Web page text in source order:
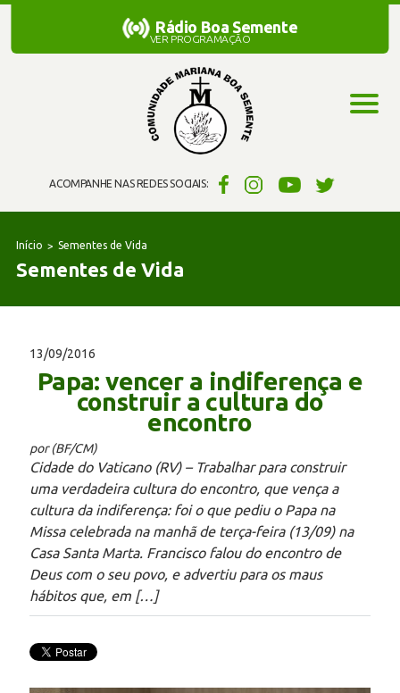
ACOMPANHE NAS REDES SOCIAIS:
Rádio Boa Semente
Rádio Boa Semente
VER PROGRAMAÇÃO
Início Sementes de Vida
Sementes de Vida
13/09/2016
Papa: vencer a indiferença e
construir a cultura do
encontro
por (BF/CM)
Cidade do Vaticano (RV) – Trabalhar para construir
uma verdadeira cultura do encontro, que vença a
cultura da indiferença: foi o que pediu o Papa na
Missa celebrada na manhã de terça-feira (13/09) na
Casa Santa Marta. Francisco falou do encontro de
Deus com o seu povo, e advertiu para os maus
hábitos que, em […]